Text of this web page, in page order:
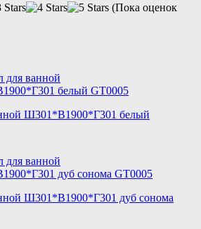
(Пока оценок
Ш301*В1900*Г301 белый
Ш301*В1900*Г301 дуб сонома